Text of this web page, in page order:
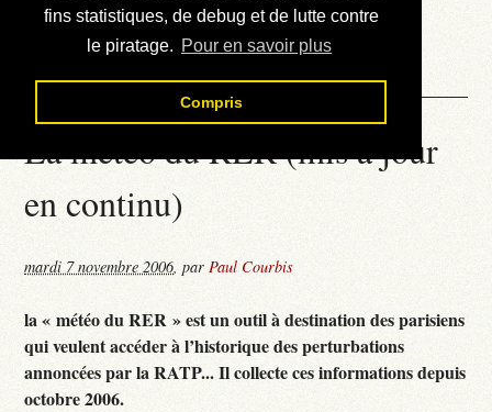
fins statistiques, de debug et de lutte contre
le piratage. Pour en savoir plus
Compris
Téléchargement
Contact
La météo du RER (mis à jour
en continu)
mardi 7 novembre 2006,parPaul Courbis
la « météo du RER » est un outil à destination des parisiens
qui veulent accéder à l’historique des perturbations
annoncées par la RATP... Il collecte ces informations depuis
octobre 2006.